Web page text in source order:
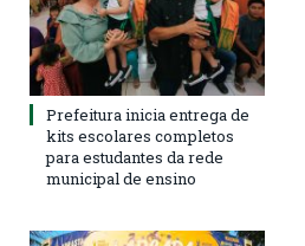
Prefeitura inicia entrega de
kits escolares completos
para estudantes da rede
municipal de ensino